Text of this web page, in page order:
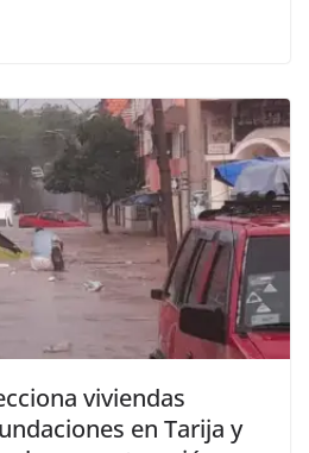
viviendas
en Tarija y